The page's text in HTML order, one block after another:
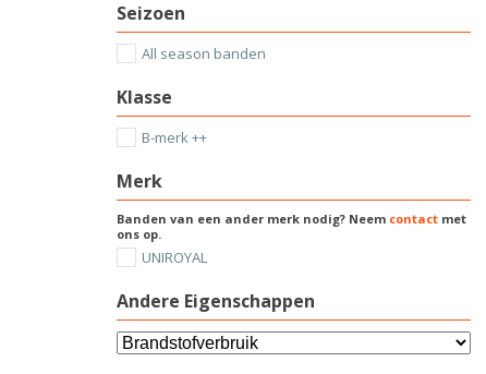
Seizoen
All season banden
Klasse
B-merk ++
Merk
Banden van een ander merk nodig? Neem contact met
ons op.
UNIROYAL
Andere Eigenschappen